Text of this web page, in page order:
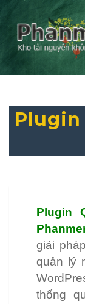
Plugin
Plugin
giải
quản lý
thống